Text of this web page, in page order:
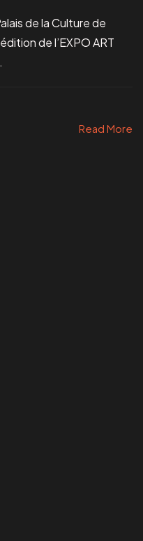
de la Culture de
de l’EXPO ART
Read More